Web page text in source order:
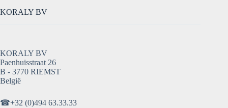
KORALY BV
KORALY BV
Paenhuisstraat 26
B - 3770 RIEMST
België
☎+32 (0)494 63.33.33